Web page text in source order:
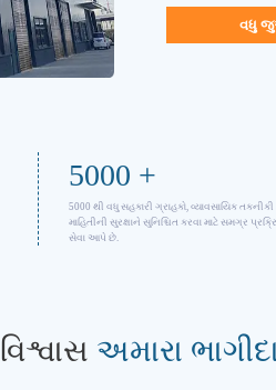
વધુ
5000 +
5000 થી વધુ સહકારી ગ્રાહકો, વ્યાવસાયિક તકનીકી
માહિતીની સુરક્ષાને સુનિશ્ચિત કરવા માટે સમગ્ર
સેવા આપે છે.
વિશ્વાસ અમારા